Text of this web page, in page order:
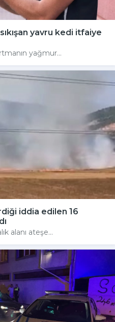
yavru kedi itfaiye
yağmur...
iddia edilen 16
alanı ateşe...